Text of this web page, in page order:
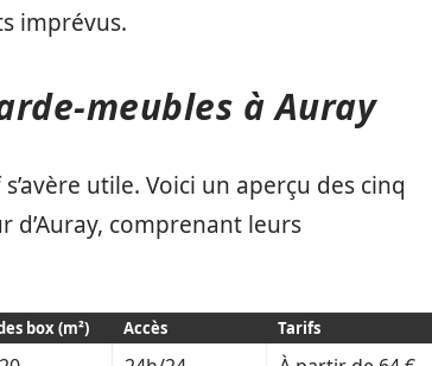
imprévus.
meubles à Auray
utile. Voici un aperçu des cinq
d’Auray, comprenant leurs
box (m²) Accès Tarifs